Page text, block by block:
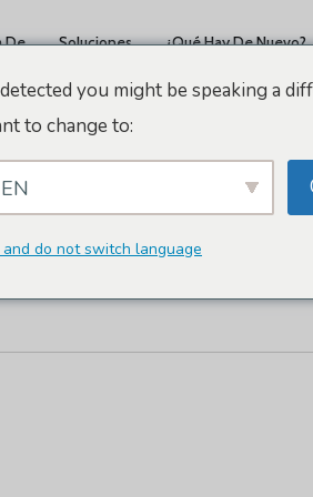
De Soluciones ¿Qué Hay De Nuevo?
Arbrea Labs
you might be speaking a
to change to:
EN
and do not switch language